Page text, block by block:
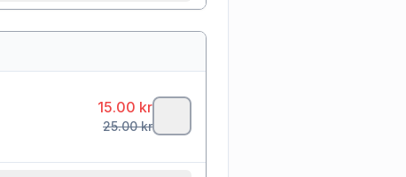
15.00 kr
25.00kr